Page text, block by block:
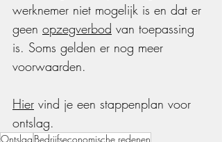
werknemer niet mogelijk is en dat er
geen opzegverbod van toepassing
is. Soms gelden er nog meer
voorwaarden.
Hier vind je een stappenplan voor
ontslag.
Ontslag Bedrijfseconomische redenen